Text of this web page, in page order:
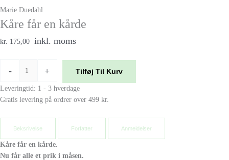
Marie Duedahl
Kåre får en kårde
kr. 175,00 inkl. moms
- + Tilføj Til Kurv
Leveringtid: 1 - 3 hverdage
Gratis levering på ordrer over 499 kr.
Beksrivelse Forfatter Anmeldelser
Kåre får en kårde.
Nu får alle et prik i måsen.